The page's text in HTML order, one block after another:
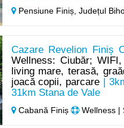
Pensiune Finiș, Județul
Cazare Revelion Finiș
Wellness: Ciubăr;
living mare, terasă,
joacă copii, parcare |
31km Stana de Vale
Cabană Finiș Wellness |